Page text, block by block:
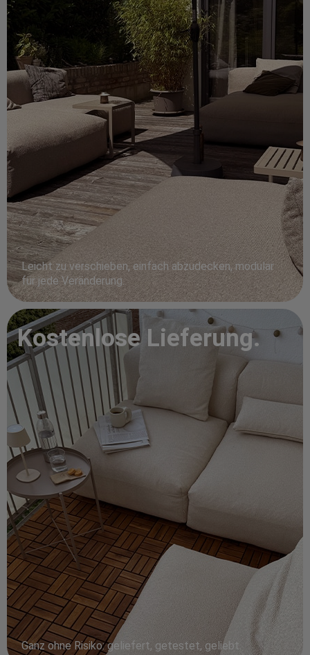
Leicht zu verschieben, einfach abzudecken, modular
für jede Veränderung.
Kostenlose Lieferung.
Ganz ohne Risiko: geliefert, getestet, geliebt.